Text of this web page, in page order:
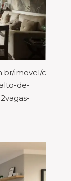
imovel/casa-
de-